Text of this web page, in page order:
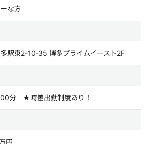
な方
駅東2-10-35 博多プライムイースト2F
分 ★時差出勤制度あり！
円